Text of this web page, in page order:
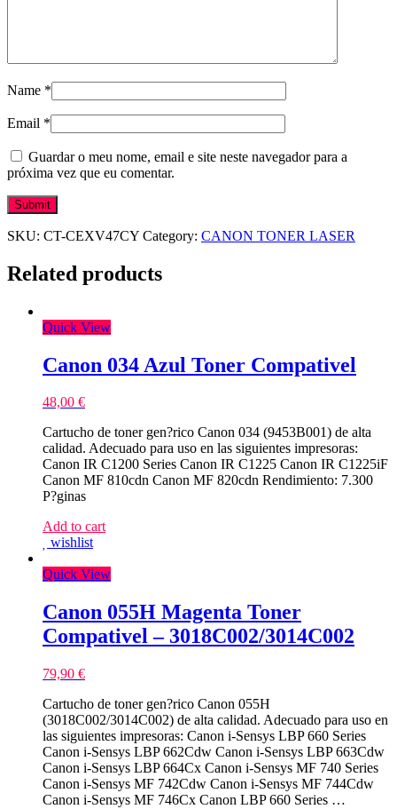
Name *
Email *
Guardar o meu nome, email e site neste navegador para a
próxima vez que eu comentar.
SKU: CT-CEXV47CY Category: CANON TONER LASER
Related products
Quick View
Canon 034 Azul Toner Compativel
48,00 €
Cartucho de toner gen?rico Canon 034 (9453B001) de alta
calidad. Adecuado para uso en las siguientes impresoras:
Canon IR C1200 Series Canon IR C1225 Canon IR C1225iF
Canon MF 810cdn Canon MF 820cdn Rendimiento: 7.300
P?ginas
Add to cart
wishlist
Quick View
Canon 055H Magenta Toner
Compativel – 3018C002/3014C002
79,90 €
Cartucho de toner gen?rico Canon 055H
(3018C002/3014C002) de alta calidad. Adecuado para uso en
las siguientes impresoras: Canon i-Sensys LBP 660 Series
Canon i-Sensys LBP 662Cdw Canon i-Sensys LBP 663Cdw
Canon i-Sensys LBP 664Cx Canon i-Sensys MF 740 Series
Canon i-Sensys MF 742Cdw Canon i-Sensys MF 744Cdw
Canon i-Sensys MF 746Cx Canon LBP 660 Series …